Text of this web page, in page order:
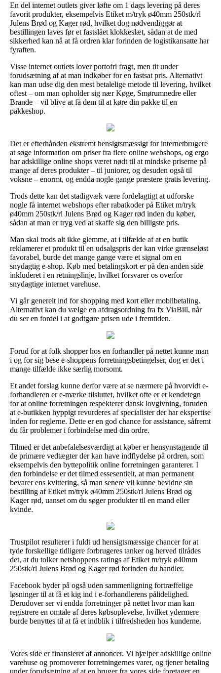
En del internet outlets giver løfte om 1 dags levering på deres
favorit produkter, eksempelvis Etiket m/tryk ø40mm 250stk/rl
Julens Brød og Kager rød, hvilket dog nødvendiggør at
bestillingen laves før et fastslået klokkeslæt, sådan at de med
sikkerhed kan nå at få ordren klar forinden de logistikansatte har
fyraften.
Visse internet outlets lover portofri fragt, men tit under
forudsætning af at man indkøber for en fastsat pris. Alternativt
kan man udse dig den mest betalelige metode til levering, hvilket
oftest – om man opholder sig nær Køge, Smørumnedre eller
Brande – vil blive at få dem til at køre din pakke til en
pakkeshop.
Det er efterhånden ekstremt hensigtsmæssigt for internetbrugere
at søge information om priser fra flere online webshops, og ergo
har adskillige online shops været nødt til at mindske priserne på
mange af deres produkter – til juniorer, og desuden også til
voksne – enormt, og endda nogle gange præstere gratis levering.
Trods dette kan det stadigvæk være fordelagtigt at udforske
nogle få internet webshops efter rabatkoder på Etiket m/tryk
ø40mm 250stk/rl Julens Brød og Kager rød inden du køber,
sådan at man er tryg ved at skaffe sig den billigste pris.
Man skal trods alt ikke glemme, at i tilfælde af at en butik
reklamerer et produkt til en udsalgspris der kan virke grænseløst
favorabel, burde det mange gange være et signal om en
snydagtig e-shop. Køb med betalingskort er på den anden side
inkluderet i en retningslinje, hvilket forsvarer os overfor
snydagtige internet varehuse.
Vi går generelt ind for shopping med kort eller mobilbetaling.
Alternativt kan du vælge en afdragsordning fra fx ViaBill, når
du ser en fordel i at godtgøre prisen ude i fremtiden.
Forud for at folk shopper hos en forhandler på nettet kunne man
i og for sig bese e-shoppens forretningsbetingelser, dog er det i
mange tilfælde ikke særlig morsomt.
Et andet forslag kunne derfor være at se nærmere på hvorvidt e-
forhandleren er e-mærke tilsluttet, hvilket ofte er et kendetegn
for at online forretningen respekterer dansk lovgivning, foruden
at e-butikken hyppigt revurderes af specialister der har ekspertise
inden for reglerne. Dette er en god chance for assistance, såfremt
du får problemer i forbindelse med din ordre.
Tilmed er det anbefalelsesværdigt at køber er hensynstagende til
de primære vedtægter der kan have indflydelse på ordren, som
eksempelvis den byttepolitik online forretningen garanterer. I
den forbindelse er det tilmed essesentielt, at man permanent
bevarer ens kvittering, så man senere vil kunne bevidne sin
bestilling af Etiket m/tryk ø40mm 250stk/rl Julens Brød og
Kager rød, uanset om du søger produkter til en mand eller
kvinde.
Trustpilot resulterer i fuldt ud hensigtsmæssige chancer for at
tyde forskellige tidligere forbrugeres tanker og herved tilrådes
det, at du tolker netshoppens ratings af Etiket m/tryk ø40mm
250stk/rl Julens Brød og Kager rød forinden du handler.
Facebook byder på også uden sammenligning fortræffelige
løsninger til at få et kig ind i e-forhandlerens pålidelighed.
Derudover ser vi endda forretninger på nettet hvor man kan
registrere en omtale af deres købsoplevelse, hvilket ydermere
burde benyttes til at få et indblik i tilfredsheden hos kunderne.
Vores side er finansieret af annoncer. Vi hjælper adskillige online
varehuse og promoverer forretningernes varer, og tjener betaling
under forudsætning af at en bruger fra vores side foretager en